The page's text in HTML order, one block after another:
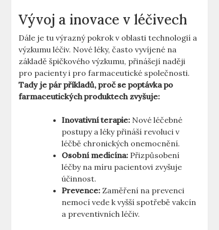
Vývoj a inovace v léčivech
Dále je tu výrazný pokrok v oblasti technologií a
výzkumu léčiv. Nové léky, často vyvíjené na
základě špičkového výzkumu, přinášejí naději
pro pacienty i pro farmaceutické společnosti.
Tady je pár příkladů, proč se poptávka po
farmaceutických produktech zvyšuje:
Inovativní terapie: Nové léčebné
postupy a léky přináší revoluci v
léčbě chronických onemocnění.
Osobní medicína: Přizpůsobení
léčby na míru pacientovi zvyšuje
účinnost.
Prevence: Zaměření na prevenci
nemocí vede k vyšší spotřebě vakcín
a preventivních léčiv.